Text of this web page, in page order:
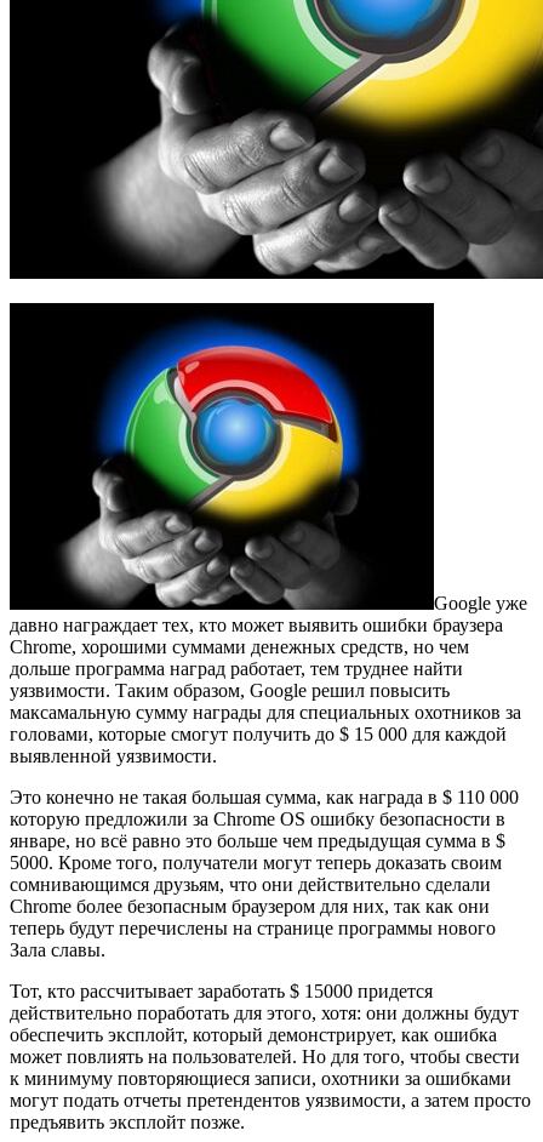
Google уже
давно награждает тех, кто может выявить ошибки браузера
Chrome, хорошими суммами денежных средств, но чем
дольше программа наград работает, тем труднее найти
уязвимости. Таким образом, Google решил повысить
максамальную сумму награды для специальных охотников за
головами, которые смогут получить до $ 15 000 для каждой
выявленной уязвимости.
Это конечно не такая большая сумма, как награда в $ 110 000
которую предложили за Chrome OS ошибку безопасности в
январе, но всё равно это больше чем предыдущая сумма в $
5000. Кроме того, получатели могут теперь доказать своим
сомнивающимся друзьям, что они действительно сделали
Chrome более безопасным браузером для них, так как они
теперь будут перечислены на странице программы нового
Зала славы.
Тот, кто рассчитывает заработать $ 15000 придется
действительно поработать для этого, хотя: они должны будут
обеспечить эксплойт, который демонстрирует, как ошибка
может повлиять на пользователей. Но для того, чтобы свести
к минимуму повторяющиеся записи, охотники за ошибками
могут подать отчеты претендентов уязвимости, а затем просто
предъявить эксплойт позже.